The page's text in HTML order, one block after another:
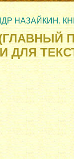
НАЗАЙКИН.
ДЛЯ